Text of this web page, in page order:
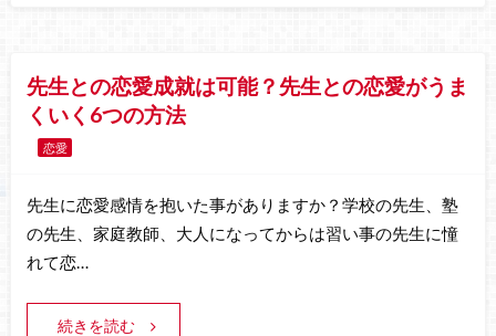
先生との恋愛成就は可能？先生との恋愛がうま
くいく6つの方法
恋愛
先生に恋愛感情を抱いた事がありますか？学校の先生、塾
の先生、家庭教師、大人になってからは習い事の先生に憧
れて恋…
続きを読む